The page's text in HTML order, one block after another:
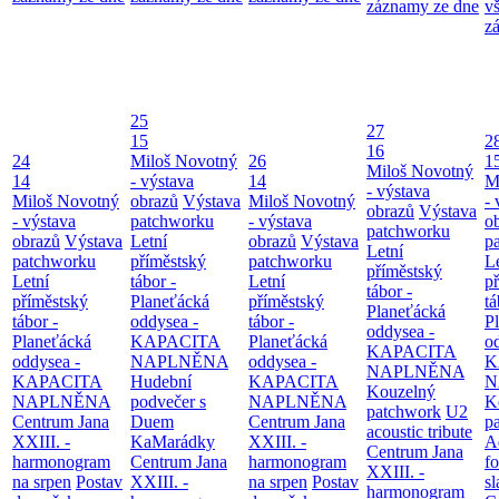
záznamy ze dne
24
14
Miloš Novotný
- výstava
obrazů Výstava
patchworku
Letní
příměstský
tábor -
Planeťácká
oddysea -
KAPACITA
NAPLNĚNA
Centrum Jana
XXIII. -
harmonogram
na srpen Postav
25
15
Miloš Novotný
- výstava
obrazů Výstava
patchworku
Letní
příměstský
tábor -
Planeťácká
oddysea -
KAPACITA
NAPLNĚNA
Hudební
podvečer s
Duem
KaMarádky
Centrum Jana
XXIII. -
26
14
Miloš Novotný
- výstava
obrazů Výstava
patchworku
Letní
příměstský
tábor -
Planeťácká
oddysea -
KAPACITA
NAPLNĚNA
Centrum Jana
XXIII. -
harmonogram
na srpen Postav
27
16
Miloš Novotný
- výstava
obrazů Výstava
patchworku
Letní
příměstský
tábor -
Planeťácká
oddysea -
KAPACITA
NAPLNĚNA
Kouzelný
patchwork U2
acoustic tribute
Centrum Jana
XXIII. -
harmonogram
-